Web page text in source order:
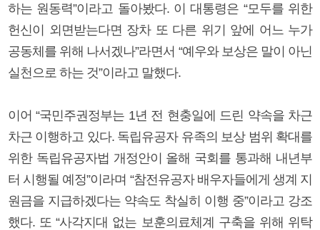
하는 원동력”이라고 돌아봤다. 이 대통령은 “모두를 위한
헌신이 외면받는다면 장차 또 다른 위기 앞에 어느 누가
공동체를 위해 나서겠나”라면서 “예우와 보상은 말이 아닌
실천으로 하는 것”이라고 말했다.
이어 “국민주권정부는 1년 전 현충일에 드린 약속을 차근
차근 이행하고 있다. 독립유공자 유족의 보상 범위 확대를
위한 독립유공자법 개정안이 올해 국회를 통과해 내년부
터 시행될 예정”이라며 “참전유공자 배우자들에게 생계 지
원금을 지급하겠다는 약속도 착실히 이행 중”이라고 강조
했다. 또 “사각지대 없는 보훈의료체계 구축을 위해 위탁